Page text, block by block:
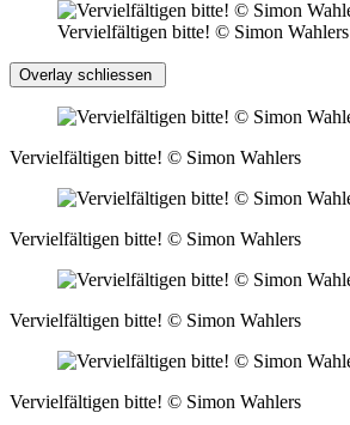
Vervielfältigen bitte! © Simon Wahlers
Overlay schliessen
Vervielfältigen bitte! © Simon Wahlers
Vervielfältigen bitte! © Simon Wahlers
Vervielfältigen bitte! © Simon Wahlers
Vervielfältigen bitte! © Simon Wahlers